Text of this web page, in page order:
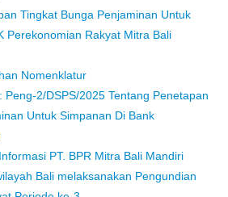
Tingkat Bunga Penjaminan Untuk
Perekonomian Rakyat Mitra Bali
Nomenklatur
Peng-2/DSPS/2025 Tentang Penetapan
Untuk Simpanan Di Bank
PT. BPR Mitra Bali Mandiri
Bali melaksanakan Pengundian